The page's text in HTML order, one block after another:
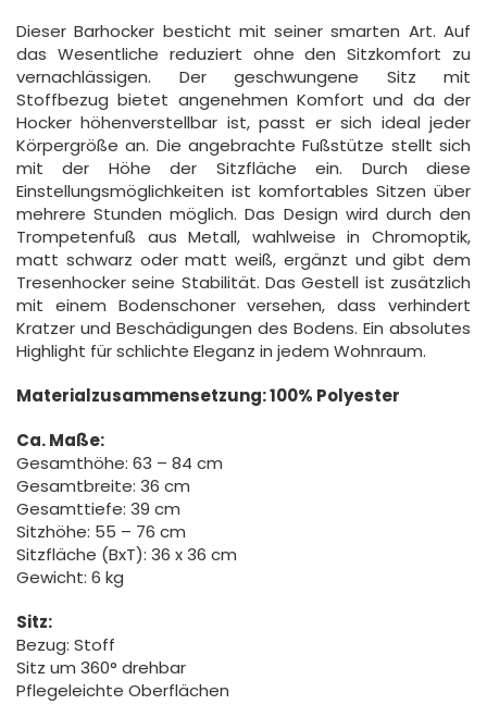
Dieser Barhocker besticht mit seiner smarten Art. Auf
das Wesentliche reduziert ohne den Sitzkomfort zu
vernachlässigen. Der geschwungene Sitz mit
Stoffbezug bietet angenehmen Komfort und da der
Hocker höhenverstellbar ist, passt er sich ideal jeder
Körpergröße an. Die angebrachte Fußstütze stellt sich
mit der Höhe der Sitzfläche ein. Durch diese
Einstellungsmöglichkeiten ist komfortables Sitzen über
mehrere Stunden möglich. Das Design wird durch den
Trompetenfuß aus Metall, wahlweise in Chromoptik,
matt schwarz oder matt weiß, ergänzt und gibt dem
Tresenhocker seine Stabilität. Das Gestell ist zusätzlich
mit einem Bodenschoner versehen, dass verhindert
Kratzer und Beschädigungen des Bodens. Ein absolutes
Highlight für schlichte Eleganz in jedem Wohnraum.
Materialzusammensetzung: 100% Polyester
Ca. Maße:
Gesamthöhe: 63 – 84 cm
Gesamtbreite: 36 cm
Gesamttiefe: 39 cm
Sitzhöhe: 55 – 76 cm
Sitzfläche (BxT): 36 x 36 cm
Gewicht: 6 kg
Sitz:
Bezug: Stoff
Sitz um 360° drehbar
Pflegeleichte Oberflächen